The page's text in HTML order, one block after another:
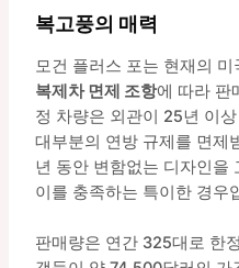
복고풍의 매력
모건 플러스 포는 현재의
복제차 면제 조항에 따라 판
정 차량은 외관이 25년 이
대부분의 연방 규제를 면제
년 동안 변함없는 디자인을
이를 충족하는 특이한 경우
판매량은 연간 325대로 한